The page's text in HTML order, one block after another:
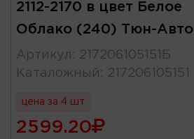
2112-2170 в цвет Белое
Облако (240) Тюн-Авто
Артикул : 217206105151Б
Каталожный : 217206105151
цена за 4 шт
2599.20